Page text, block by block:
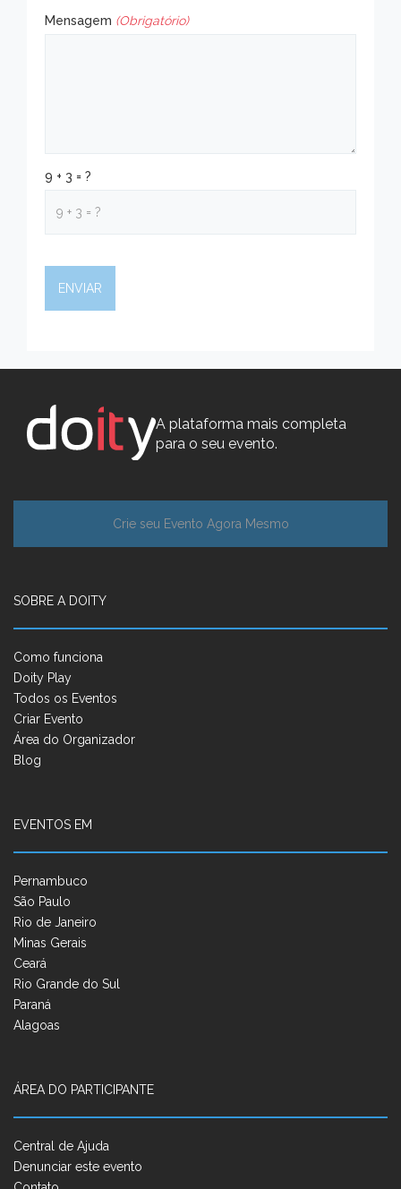
Mensagem (Obrigatório)
9 + 3 = ?
A plataforma mais completa
para o seu evento.
Crie seu Evento Agora Mesmo
SOBRE A DOITY
Como funciona
Doity Play
Todos os Eventos
Criar Evento
Área do Organizador
Blog
EVENTOS EM
Pernambuco
São Paulo
Rio de Janeiro
Minas Gerais
Ceará
Rio Grande do Sul
Paraná
Alagoas
ÁREA DO PARTICIPANTE
Central de Ajuda
Denunciar este evento